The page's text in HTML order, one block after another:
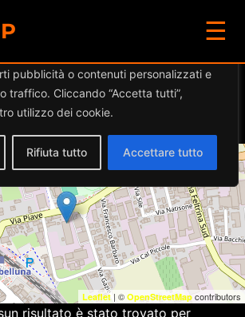
tua privacy
pubblicità o contenuti personalizzati e
traffico. Cliccando “Accetta tutti”,
utilizzo dei cookie.
Rifiuta tutto Accettare tutto
☰
MATTOROSSO
Leaflet | © OpenStreetMap contributors
risultato è stato trovato per